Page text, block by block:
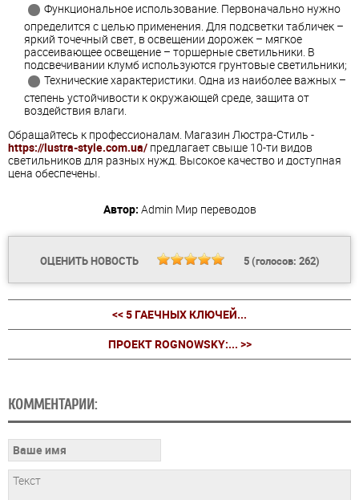
Функциональное использование. Первоначально нужно
определится с целью применения. Для подсветки табличек –
яркий точечный свет, в освещении дорожек – мягкое
рассеивающее освещение – торшерные светильники. В
подсвечивании клумб используются грунтовые светильники;
Технические характеристики. Одна из наиболее важных –
степень устойчивости к окружающей среде, защита от
воздействия влаги.
Обращайтесь к профессионалам. Магазин Люстра-Стиль -
https://lustra-style.com.ua/ предлагает свыше 10-ти видов
светильников для разных нужд. Высокое качество и доступная
цена обеспечены.
Автор: Admin Мир переводов
ОЦЕНИТЬ НОВОСТЬ 5(голосов: 262)
<< 5 ГАЕЧНЫХ КЛЮЧЕЙ...
ПРОЕКТ ROGNOWSKY:... >>
КОММЕНТАРИИ: